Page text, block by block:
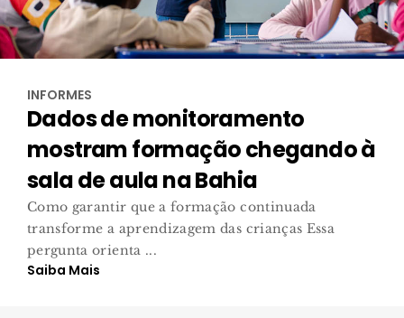
INFORMES
Dados de monitoramento
mostram formação chegando à
sala de aula na Bahia
Como garantir que a formação continuada
transforme a aprendizagem das crianças Essa
pergunta orienta ...
Saiba Mais